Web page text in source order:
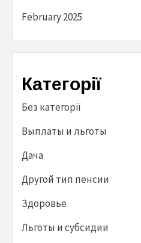
February 2025
Категорії
Без категорії
Выплаты и льготы
Дача
Другой тип пенсии
Здоровье
Льготы и субсидии